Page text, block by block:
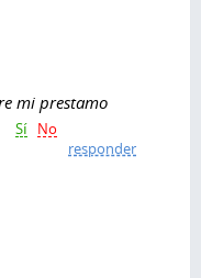
mi prestamo
Sí No
responder